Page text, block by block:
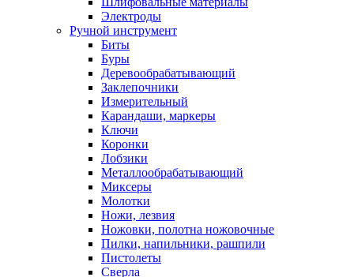
Электроды
Ручной инструмент
Биты
Буры
Деревообрабатывающий
Заклепочники
Измерительный
Карандаши, маркеры
Ключи
Коронки
Лобзики
Металлообрабатывающий
Миксеры
Молотки
Ножи, лезвия
Ножовки, полотна ножовочные
Пилки, напильники, рашпили
Пистолеты
Сверла